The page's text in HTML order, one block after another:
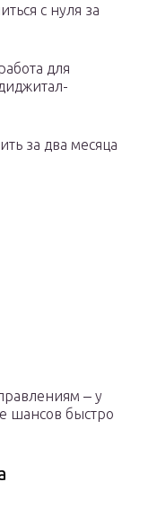
с нуля за
для
за два месяца
‒ у
шансов быстро